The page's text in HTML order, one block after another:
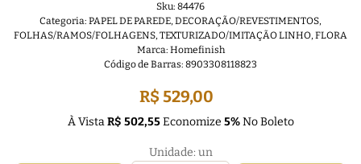
Sku: 84476
Categoria: PAPEL DE PAREDE,DECORAÇÃO/REVESTIMENTOS,
FOLHAS/RAMOS/FOLHAGENS,TEXTURIZADO/IMITAÇÃO LINHO,FLORA
Marca: Homefinish
Código de Barras: 8903308118823
R$ 529,00
À VistaR$ 502,55Economize 5%No Boleto
Unidade: un